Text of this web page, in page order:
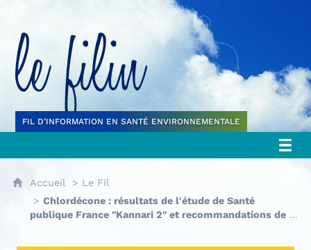
FIL D’INFORMATION EN SANTÉ ENVIRONNEMENTALE
Accueil
Le Fil
Chlordécone : résultats de l'étude de Santé
publique France "Kannari 2" et recommandations de la